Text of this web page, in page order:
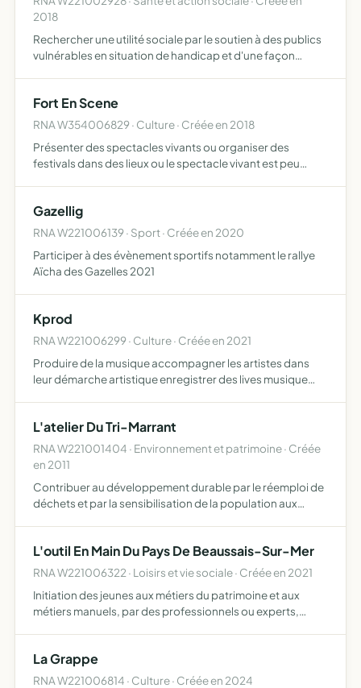
2018
Rechercher une utilité sociale par le soutien à des publics
vulnérables en situation de handicap et d'une façon
Fort En Scene
RNA W354006829 · Culture · Créée en 2018
Présenter des spectacles vivants ou organiser des
festivals dans des lieux ou le spectacle vivant est peu
Gazellig
RNA W221006139 · Sport · Créée en 2020
Participer à des évènement sportifs notamment le rallye
Aïcha des Gazelles 2021
Kprod
RNA W221006299 · Culture · Créée en 2021
Produire de la musique accompagner les artistes dans
leur démarche artistique enregistrer des lives musique
L'atelier Du Tri-Marrant
RNA W221001404 · Environnement et patrimoine · Créée
en 2011
Contribuer au développement durable par le réemploi de
déchets et par la sensibilisation de la population aux
L'outil En Main Du Pays De Beaussais-Sur-Mer
RNA W221006322 · Loisirs et vie sociale · Créée en 2021
Initiation des jeunes aux métiers du patrimoine et aux
métiers manuels, par des professionnels ou experts,
et…
La Grappe
RNA W221006814 · Culture · Créée en 2024